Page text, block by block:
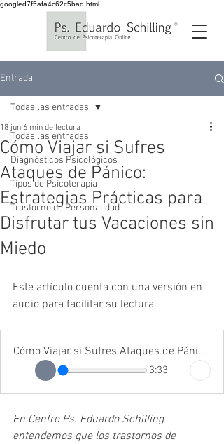
googled7f5afa4c62c5bad.html
Entrada
Todas las entradas
Diagnósticos Psicológicos
Tipos de Psicoterapia
Trastorno de Personalidad
Todas las entradas
Cómo Viajar si Sufres
Ataques de Pánico:
Estrategias Prácticas para
Disfrutar tus Vacaciones sin
Miedo
18 jun 6 min de lectura
Este artículo cuenta con una versión en
audio para facilitar su lectura.
Cómo Viajar si Sufres Ataques de Pánico: Estrategias Prácticas para Disfrutar tus Vacaciones sin Miedo
3:33
En Centro Ps. Eduardo Schilling
entendemos que los trastornos de